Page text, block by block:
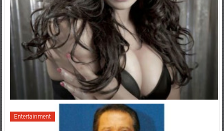
Entertainment